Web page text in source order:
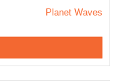
Planet Waves